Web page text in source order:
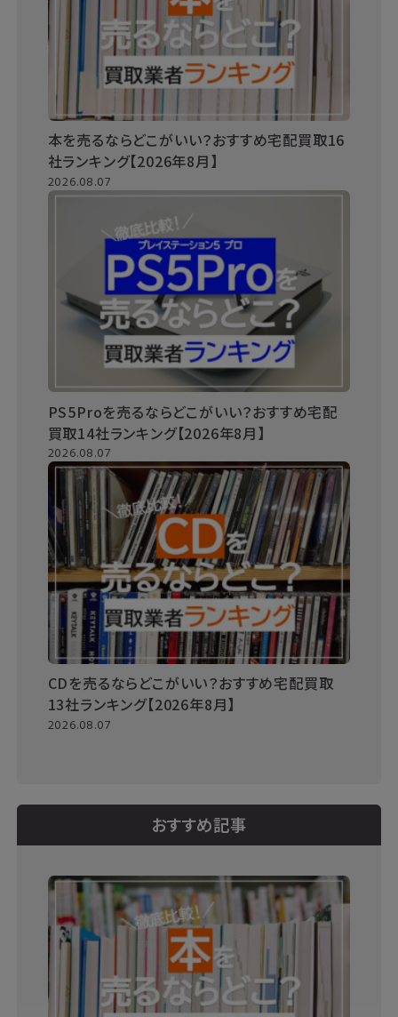
本を売るならどこがいい？おすすめ宅配買取16
社ランキング【2026年8月】
2026.08.07
PS5Proを売るならどこがいい？おすすめ宅配
買取14社ランキング【2026年8月】
2026.08.07
CDを売るならどこがいい？おすすめ宅配買取
13社ランキング【2026年8月】
2026.08.07
おすすめ記事